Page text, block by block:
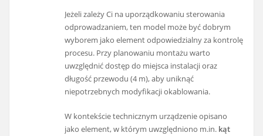
Jeżeli zależy Ci na uporządkowaniu sterowania
odprowadzaniem, ten model może być dobrym
wyborem jako element odpowiedzialny za kontrolę
procesu. Przy planowaniu montażu warto
uwzględnić dostęp do miejsca instalacji oraz
długość przewodu (4 m), aby uniknąć
niepotrzebnych modyfikacji okablowania.
W kontekście technicznym urządzenie opisano
jako element, w którym uwzględniono m.in. kąt